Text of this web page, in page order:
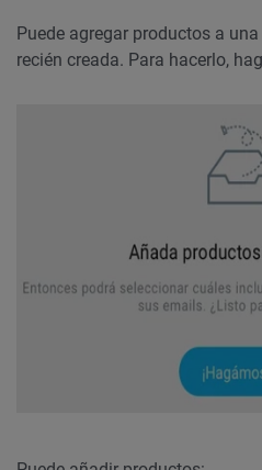
Puede agregar productos a
recién creada. Para hacerlo,